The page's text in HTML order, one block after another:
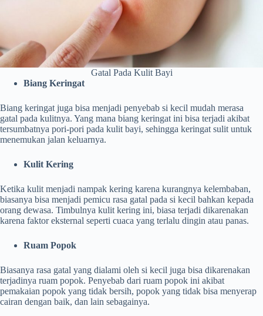
Gatal Pada Kulit Bayi
Biang Keringat
Biang keringat juga bisa menjadi penyebab si kecil mudah merasa
gatal pada kulitnya. Yang mana biang keringat ini bisa terjadi akibat
tersumbatnya pori-pori pada kulit bayi, sehingga keringat sulit untuk
menemukan jalan keluarnya.
Kulit Kering
Ketika kulit menjadi nampak kering karena kurangnya kelembaban,
biasanya bisa menjadi pemicu rasa gatal pada si kecil bahkan kepada
orang dewasa. Timbulnya kulit kering ini, biasa terjadi dikarenakan
karena faktor eksternal seperti cuaca yang terlalu dingin atau panas.
Ruam Popok
Biasanya rasa gatal yang dialami oleh si kecil juga bisa dikarenakan
terjadinya ruam popok. Penyebab dari ruam popok ini akibat
pemakaian popok yang tidak bersih, popok yang tidak bisa menyerap
cairan dengan baik, dan lain sebagainya.